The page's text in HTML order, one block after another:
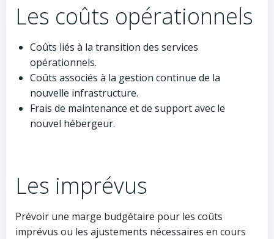
Les coûts opérationnels
Coûts liés à la transition des services
opérationnels.
Coûts associés à la gestion continue de la
nouvelle infrastructure.
Frais de maintenance et de support avec le
nouvel hébergeur.
Les imprévus
Prévoir une marge budgétaire pour les coûts
imprévus ou les ajustements nécessaires en cours